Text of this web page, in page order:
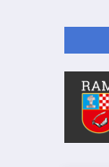
Kopajući temelje kuće,